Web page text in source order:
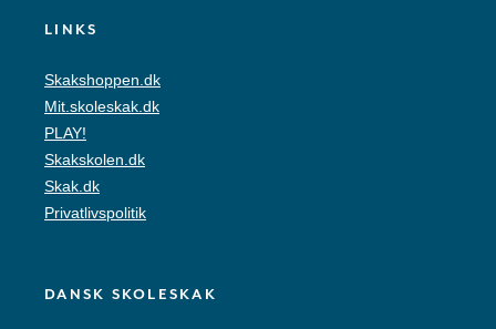
LINKS
Skakshoppen.dk
Mit.skoleskak.dk
PLAY!
Skakskolen.dk
Skak.dk
Privatlivspolitik
DANSK SKOLESKAK